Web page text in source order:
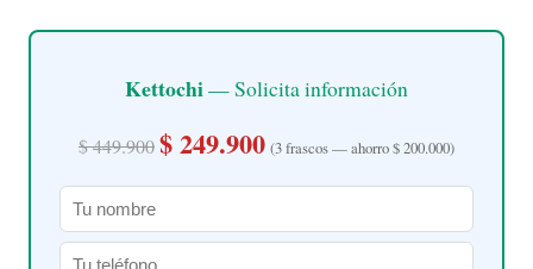
Kettochi— Solicita información
$ 449.900$ 249.900 (3 frascos — ahorro $ 200.000)